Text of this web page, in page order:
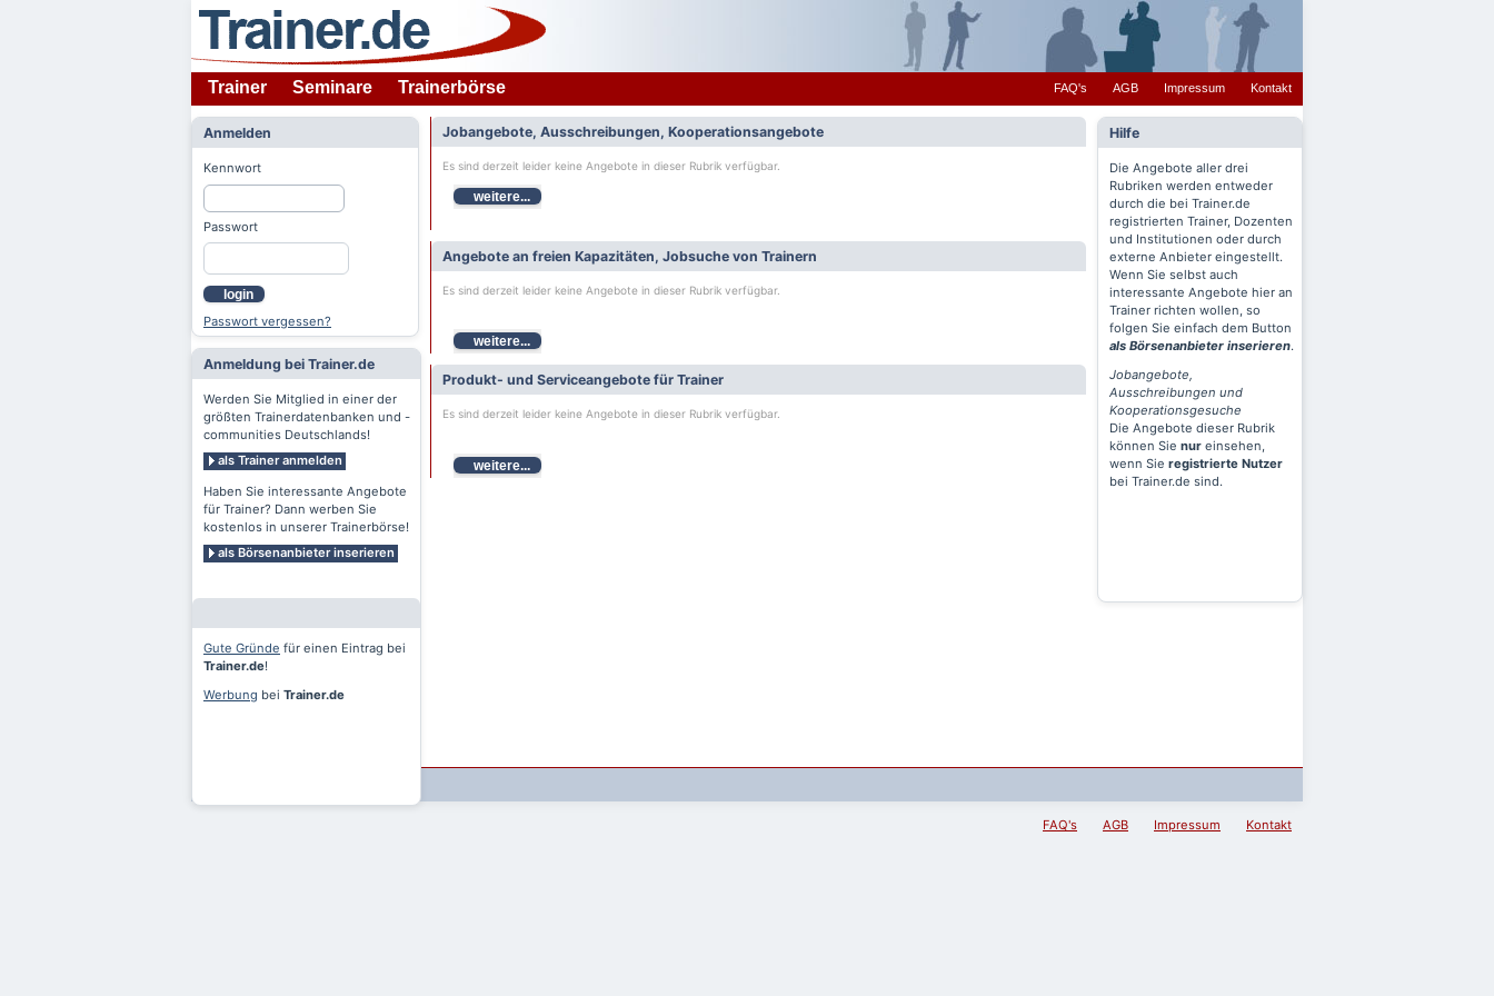
Trainer Seminare Trainerbörse FAQ's AGB Impressum Kontakt
Anmelden
Kennwort
Passwort
login
Passwort vergessen?
Anmeldung bei Trainer.de
Werden Sie Mitglied in einer der
größten Trainerdatenbanken und -
communities Deutschlands!
als Trainer anmelden
Haben Sie interessante Angebote
für Trainer? Dann werben Sie
kostenlos in unserer Trainerbörse!
als Börsenanbieter inserieren
Gute Gründe für einen Eintrag bei
Trainer.de!
Werbung bei Trainer.de
Hilfe
Die Angebote aller drei
Rubriken werden entweder
durch die bei Trainer.de
registrierten Trainer, Dozenten
und Institutionen oder durch
externe Anbieter eingestellt.
Wenn Sie selbst auch
interessante Angebote hier an
Trainer richten wollen, so
folgen Sie einfach dem Button
als Börsenanbieter inserieren.
Jobangebote,
Ausschreibungen und
Kooperationsgesuche
Die Angebote dieser Rubrik
können Sie nur einsehen,
wenn Sie registrierte Nutzer
bei Trainer.de sind.
Jobangebote, Ausschreibungen, Kooperationsangebote
Es sind derzeit leider keine Angebote in dieser Rubrik verfügbar.
weitere...
Angebote an freien Kapazitäten, Jobsuche von Trainern
Es sind derzeit leider keine Angebote in dieser Rubrik verfügbar.
weitere...
Produkt- und Serviceangebote für Trainer
Es sind derzeit leider keine Angebote in dieser Rubrik verfügbar.
weitere...
FAQ's AGB Impressum Kontakt